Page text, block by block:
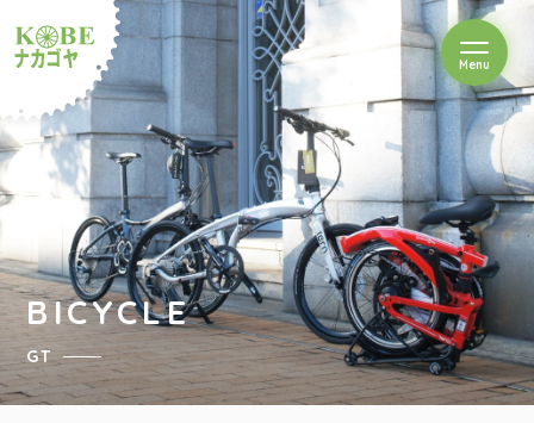
ルショップナカゴヤ
Menuを開閉
BICYCLE
GT